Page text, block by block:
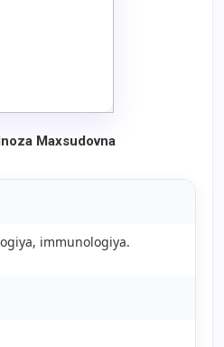
Maxsudovna
immunologiya.